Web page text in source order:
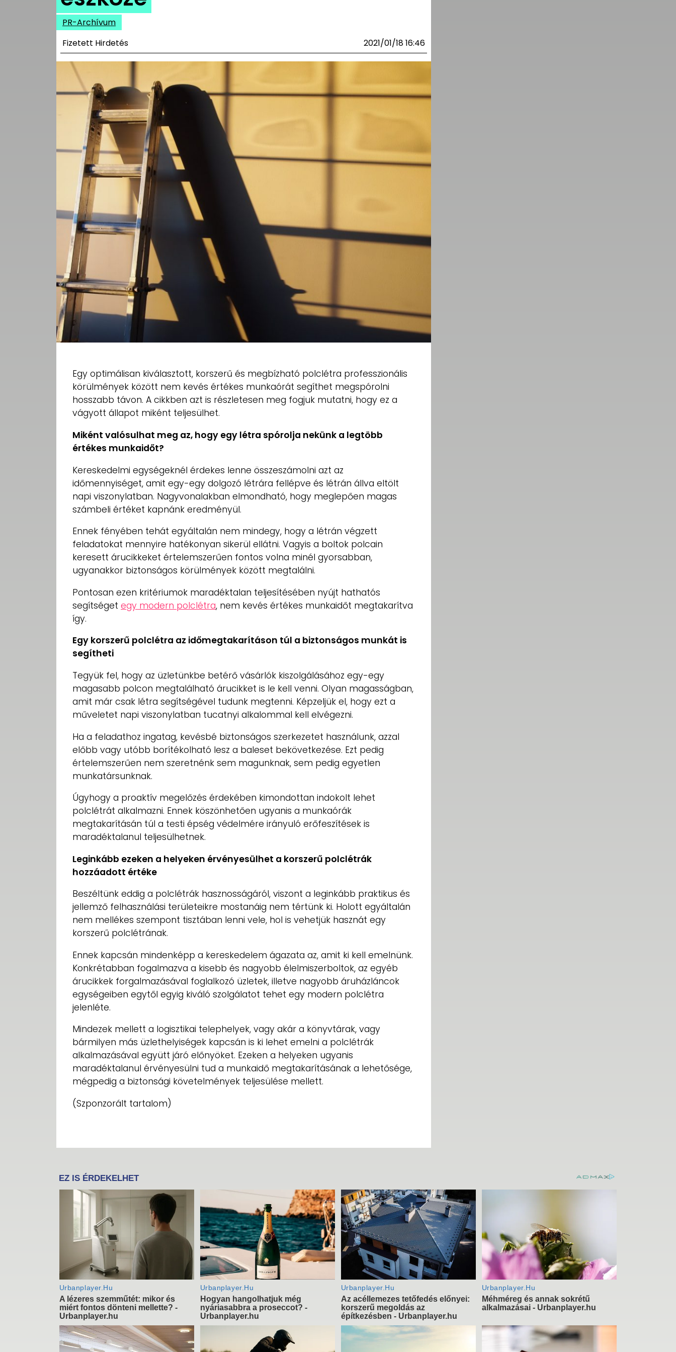
UTCA
MÉDIAAJÁNLAT
IMPRESSZUM
ADATKEZELÉSI
TÁJÉKOZTATÓ
PR-Archívum
Fizetett Hirdetés
2021/01/18 16:46
Egy optimálisan kiválasztott, korszerű és megbízható polclétra professzionális
körülmények között nem kevés értékes munkaórát segíthet megspórolni
hosszabb távon. A cikkben azt is részletesen meg fogjuk mutatni, hogy ez a
vágyott állapot miként teljesülhet.
Miként valósulhat meg az, hogy egy létra spórolja nekünk a legtöbb
értékes munkaidőt?
Kereskedelmi egységeknél érdekes lenne összeszámolni azt az
időmennyiséget, amit egy-egy dolgozó létrára fellépve és létrán állva eltölt
napi viszonylatban. Nagyvonalakban elmondható, hogy meglepően magas
számbeli értéket kapnánk eredményül.
Ennek fényében tehát egyáltalán nem mindegy, hogy a létrán végzett
feladatokat mennyire hatékonyan sikerül ellátni. Vagyis a boltok polcain
keresett árucikkeket értelemszerűen fontos volna minél gyorsabban,
ugyanakkor biztonságos körülmények között megtalálni.
Pontosan ezen kritériumok maradéktalan teljesítésében nyújt hathatós
segítséget egy modern polclétra, nem kevés értékes munkaidőt megtakarítva
így.
Egy korszerű polclétra az időmegtakarításon túl a biztonságos munkát is
segítheti
Tegyük fel, hogy az üzletünkbe betérő vásárlók kiszolgálásához egy-egy
magasabb polcon megtalálható árucikket is le kell venni. Olyan magasságban,
amit már csak létra segítségével tudunk megtenni. Képzeljük el, hogy ezt a
műveletet napi viszonylatban tucatnyi alkalommal kell elvégezni.
Ha a feladathoz ingatag, kevésbé biztonságos szerkezetet használunk, azzal
előbb vagy utóbb borítékolható lesz a baleset bekövetkezése. Ezt pedig
értelemszerűen nem szeretnénk sem magunknak, sem pedig egyetlen
munkatársunknak.
Úgyhogy a proaktív megelőzés érdekében kimondottan indokolt lehet
polclétrát alkalmazni. Ennek köszönhetően ugyanis a munkaórák
megtakarításán túl a testi épség védelmére irányuló erőfeszítések is
maradéktalanul teljesülhetnek.
Leginkább ezeken a helyeken érvényesülhet a korszerű polclétrák
hozzáadott értéke
Beszéltünk eddig a polclétrák hasznosságáról, viszont a leginkább praktikus és
jellemző felhasználási területeikre mostanáig nem tértünk ki. Holott egyáltalán
nem mellékes szempont tisztában lenni vele, hol is vehetjük hasznát egy
korszerű polclétrának.
Ennek kapcsán mindenképp a kereskedelem ágazata az, amit ki kell emelnünk.
Konkrétabban fogalmazva a kisebb és nagyobb élelmiszerboltok, az egyéb
árucikkek forgalmazásával foglalkozó üzletek, illetve nagyobb áruházláncok
egységeiben egytől egyig kiváló szolgálatot tehet egy modern polclétra
jelenléte.
Mindezek mellett a logisztikai telephelyek, vagy akár a könyvtárak, vagy
bármilyen más üzlethelyiségek kapcsán is ki lehet emelni a polclétrák
alkalmazásával együtt járó előnyöket. Ezeken a helyeken ugyanis
maradéktalanul érvényesülni tud a munkaidő megtakarításának a lehetősége,
mégpedig a biztonsági követelmények teljesülése mellett.
(Szponzorált tartalom)